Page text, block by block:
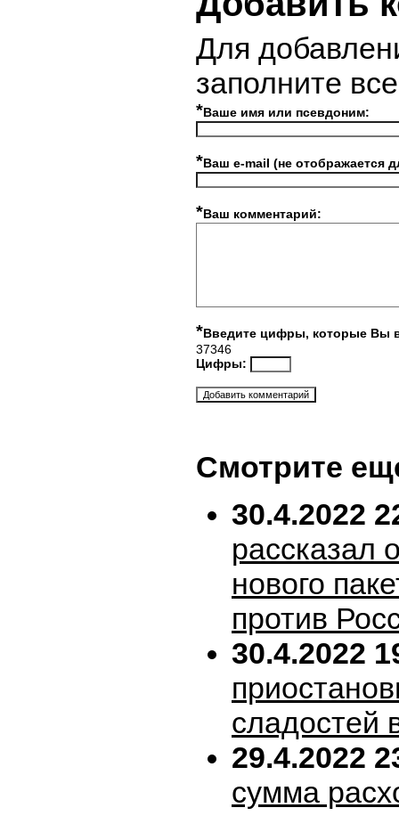
Для
заполните
*Ваше имя или псевдоним:
*Ваш e-mail (не отображается
*Ваш комментарий:
*Введите цифры, которые Вы
37346
Цифры:
Смотрите
30.4.2022
рассказал
нового
против
30.4.2022
сладостей
29.4.2022
сумма